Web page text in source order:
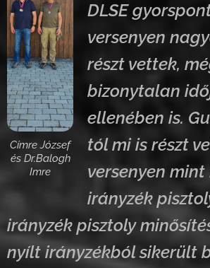
Címre József
és Dr.Balogh
Imre
DLSE
versenyen
részt vettek,
bizonytalan
ellenében is.
tól mi is részt
versenyen
irányzék
irányzék pisztoly
nyílt irányzékból sikerült